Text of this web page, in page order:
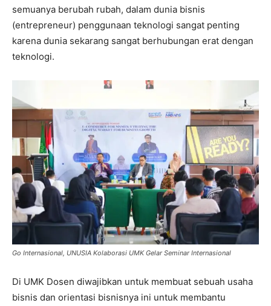
semuanya berubah rubah, dalam dunia bisnis
(entrepreneur) penggunaan teknologi sangat penting
karena dunia sekarang sangat berhubungan erat dengan
teknologi.
Go Internasional, UNUSIA Kolaborasi UMK Gelar Seminar Internasional
Di UMK Dosen diwajibkan untuk membuat sebuah usaha
bisnis dan orientasi bisnisnya ini untuk membantu